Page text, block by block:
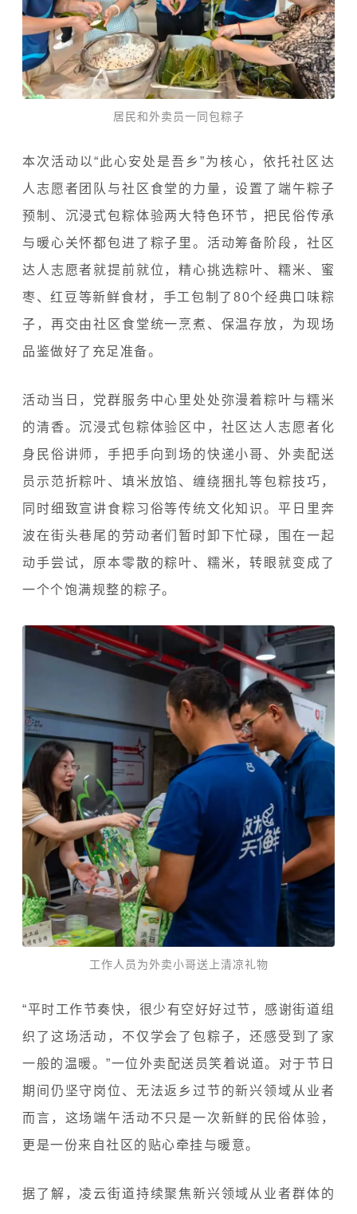
居民和外卖员一同包粽子
本次活动以“此心安处是吾乡”为核心，依托社区达
人志愿者团队与社区食堂的力量，设置了端午粽子
预制、沉浸式包粽体验两大特色环节，把民俗传承
与暖心关怀都包进了粽子里。活动筹备阶段，社区
达人志愿者就提前就位，精心挑选粽叶、糯米、蜜
枣、红豆等新鲜食材，手工包制了80个经典口味粽
子，再交由社区食堂统一烹煮、保温存放，为现场
品鉴做好了充足准备。
活动当日，党群服务中心里处处弥漫着粽叶与糯米
的清香。沉浸式包粽体验区中，社区达人志愿者化
身民俗讲师，手把手向到场的快递小哥、外卖配送
员示范折粽叶、填米放馅、缠绕捆扎等包粽技巧，
同时细致宣讲食粽习俗等传统文化知识。平日里奔
波在街头巷尾的劳动者们暂时卸下忙碌，围在一起
动手尝试，原本零散的粽叶、糯米，转眼就变成了
一个个饱满规整的粽子。
工作人员为外卖小哥送上清凉礼物
“平时工作节奏快，很少有空好好过节，感谢街道组
织了这场活动，不仅学会了包粽子，还感受到了家
一般的温暖。”一位外卖配送员笑着说道。对于节日
期间仍坚守岗位、无法返乡过节的新兴领域从业者
而言，这场端午活动不只是一次新鲜的民俗体验，
更是一份来自社区的贴心牵挂与暖意。
据了解，凌云街道持续聚焦新兴领域从业者群体的